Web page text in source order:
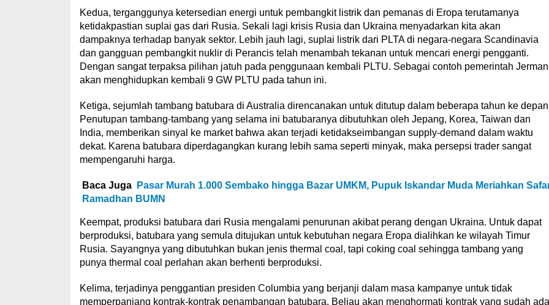
Kedua, terganggunya ketersedian energi untuk pembangkit listrik dan pemanas di Eropa terutamanya
ketidakpastian suplai gas dari Rusia. Sekali lagi krisis Rusia dan Ukraina menyadarkan kita akan
dampaknya terhadap banyak sektor. Lebih jauh lagi, suplai listrik dari PLTA di negara-negara Scandinavia
dan gangguan pembangkit nuklir di Perancis telah menambah tekanan untuk mencari energi pengganti.
Dengan sangat terpaksa pilihan jatuh pada penggunaan kembali PLTU. Sebagai contoh pemerintah Jerman
akan menghidupkan kembali 9 GW PLTU pada tahun ini.
Ketiga, sejumlah tambang batubara di Australia direncanakan untuk ditutup dalam beberapa tahun ke
Penutupan tambang-tambang yang selama ini batubaranya dibutuhkan oleh Jepang, Korea, Taiwan dan
India, memberikan sinyal ke market bahwa akan terjadi ketidakseimbangan supply-demand dalam waktu
dekat. Karena batubara diperdagangkan kurang lebih sama seperti minyak, maka persepsi trader sangat
mempengaruhi harga.
Baca Juga
Pasar Murah 1.000 Sembako hingga Bazar UMKM, Pupuk Iskandar Muda Meriahkan
Ramadhan BUMN
Keempat, produksi batubara dari Rusia mengalami penurunan akibat perang dengan Ukraina. Untuk dapat
berproduksi, batubara yang semula ditujukan untuk kebutuhan negara Eropa dialihkan ke wilayah Timur
Rusia. Sayangnya yang dibutuhkan bukan jenis thermal coal, tapi coking coal sehingga tambang yang
punya thermal coal perlahan akan berhenti berproduksi.
Kelima, terjadinya penggantian presiden Columbia yang berjanji dalam masa kampanye untuk tidak
memperpanjang kontrak-kontrak penambangan batubara. Beliau akan menghormati kontrak yang sudah ada